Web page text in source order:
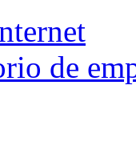
de